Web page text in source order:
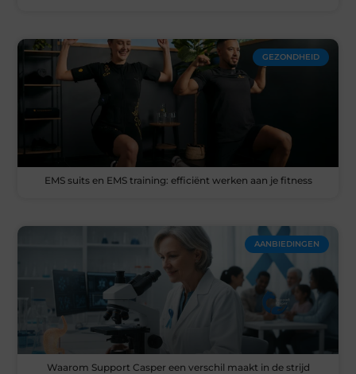
GEZONDHEID
EMS suits en EMS training: efficiënt werken aan je fitness
AANBIEDINGEN
Waarom Support Casper een verschil maakt in de strijd